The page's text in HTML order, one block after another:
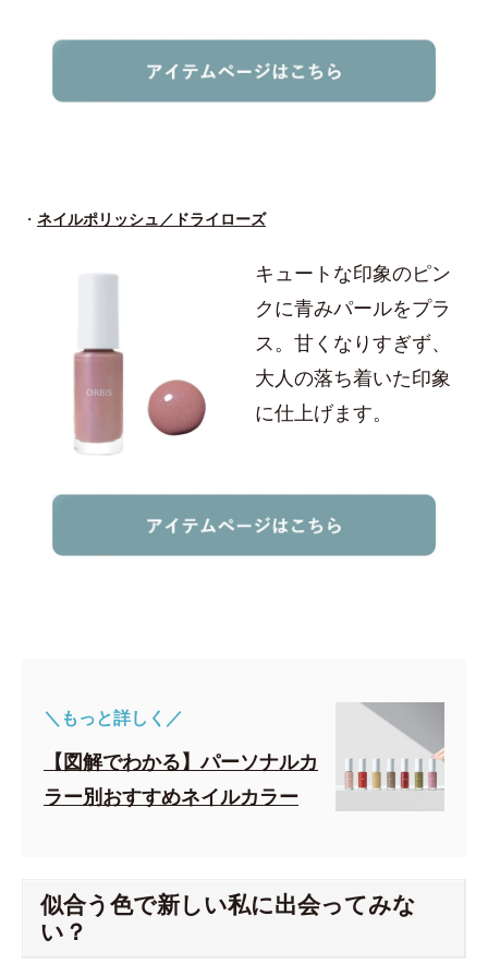
・ ネイルポリッシュ／ドライローズ
キュートな印象のピン
クに青みパールをプラ
ス。甘くなりすぎず、
大人の落ち着いた印象
に仕上げます。
＼もっと詳しく／
【図解でわかる】パーソナルカ
ラー別おすすめネイルカラー
似合う色で新しい私に出会ってみな
い？